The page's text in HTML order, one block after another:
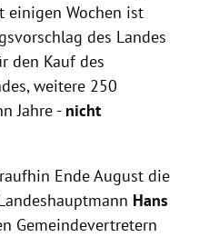
einigen Wochen ist
des Landes
den Kauf des
weitere 250
Jahre - nicht
Ende August die
Hans
Gemeindevertretern